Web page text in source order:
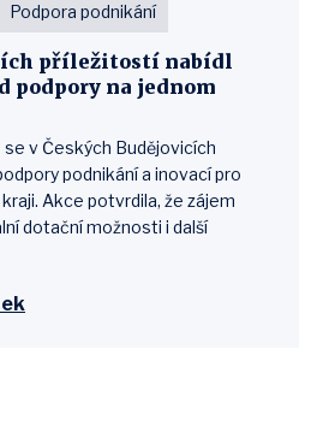
Podpora podnikání
příležitostí nabídl
podpory na jednom
v Českých Budějovicích
podnikání a inovací pro
Akce potvrdila, že zájem
dotační možnosti i další